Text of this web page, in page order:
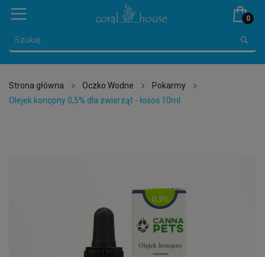
0
Strona główna Oczko Wodne
Pokarmy
Olejek konopny 0,5% dla zwierząt - łosoś 10ml